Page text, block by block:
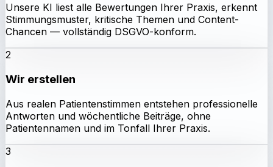
Unsere KI liest alle Bewertungen Ihrer Praxis, erkennt
Stimmungsmuster, kritische Themen und Content-
Chancen — vollständig DSGVO-konform.
2
Wir erstellen
Aus realen Patientenstimmen entstehen professionelle
Antworten und wöchentliche Beiträge, ohne
Patientennamen und im Tonfall Ihrer Praxis.
3